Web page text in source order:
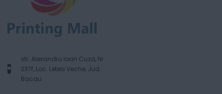
str. Alexandru Ioan Cuza, Nr.
237f, Loc. Letea Veche, Jud.
Bacau